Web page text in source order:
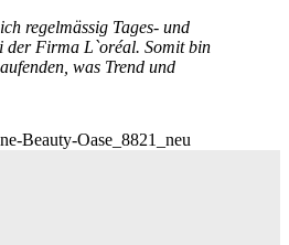
regelmässig Tages- und
der Firma L`oréal. Somit bin
was Trend und